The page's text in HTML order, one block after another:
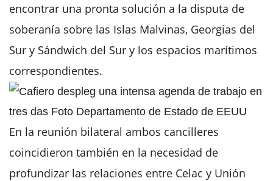
encontrar una pronta solución a la disputa de
soberanía sobre las Islas Malvinas, Georgias del
Sur y Sándwich del Sur y los espacios marítimos
correspondientes.
En la reunión bilateral ambos cancilleres
coincidieron también en la necesidad de
profundizar las relaciones entre Celac y Unión